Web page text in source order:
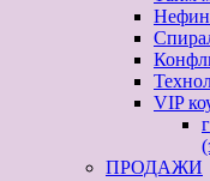
VIP
ПРОДАЖИ